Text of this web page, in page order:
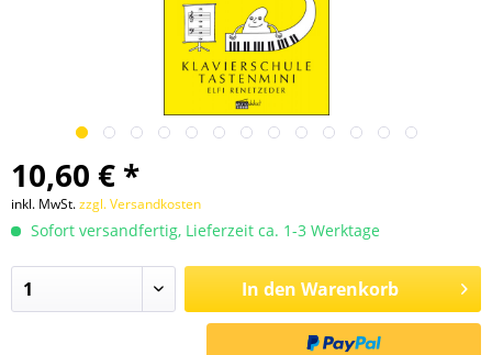
10,60 € *
inkl. MwSt.zzgl. Versandkosten
Sofort versandfertig, Lieferzeit ca. 1-3 Werktage
In den Warenkorb